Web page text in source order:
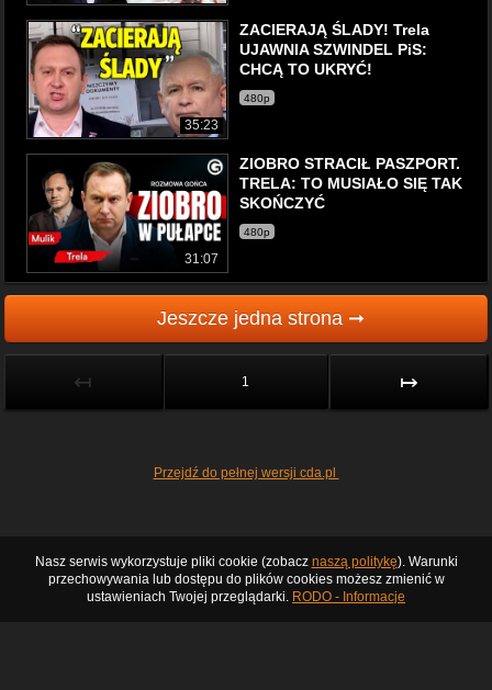
35:23
ZACIERAJĄ ŚLADY! Trela
UJAWNIA SZWINDEL PiS:
CHCĄ TO UKRYĆ!
480p
31:07
ZIOBRO STRACIŁ PASZPORT.
TRELA: TO MUSIAŁO SIĘ TAK
SKOŃCZYĆ
480p
Jeszcze jedna strona ➞
↤ 1 ↦
Przejdź do pełnej wersji cda.pl
Nasz serwis wykorzystuje pliki cookie (zobacz naszą politykę). Warunki
przechowywania lub dostępu do plików cookies możesz zmienić w
ustawieniach Twojej przeglądarki. RODO - Informacje